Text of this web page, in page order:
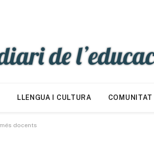
LLENGUA I CULTURA COMUNITAT
docents